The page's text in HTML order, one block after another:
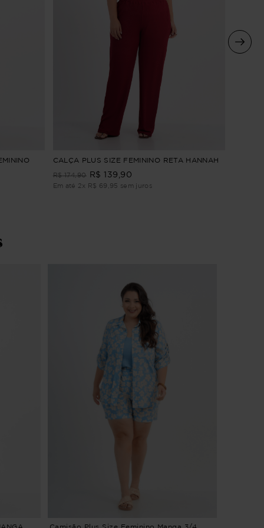
CALÇA PLUS SIZE FEMININO RETA HANNAH
R$ 174,90 R$ 139 90
Em até 2x R$ 69 95 sem juros
Camisão Plus Size Feminino Manga 3/4